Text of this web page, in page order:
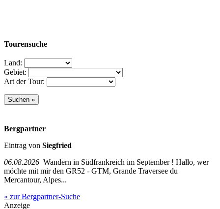
Tourensuche
Land:
Gebiet:
Art der Tour:
Bergpartner
Eintrag von Siegfried
06.08.2026 Wandern in Südfrankreich im September ! Hallo, wer
möchte mit mir den GR52 - GTM, Grande Traversee du
Mercantour, Alpes...
» zur Bergpartner-Suche
Anzeige